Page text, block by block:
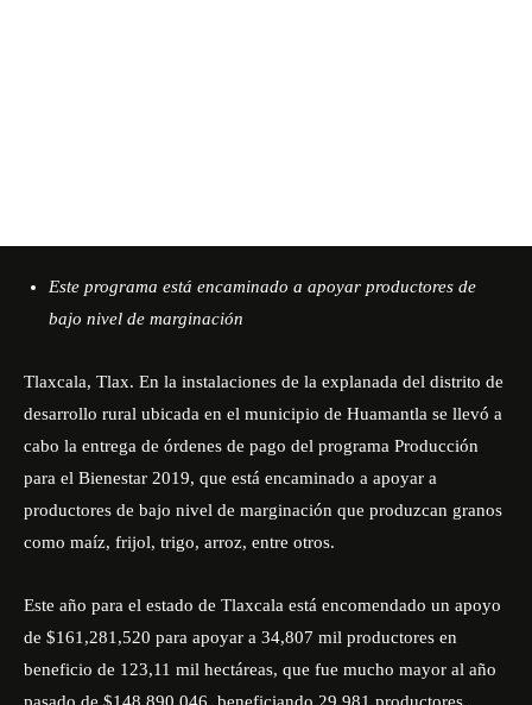
Este programa está encaminado a apoyar productores de
bajo nivel de marginación
Tlaxcala, Tlax. En la instalaciones de la explanada del distrito de
desarrollo rural ubicada en el municipio de Huamantla se llevó a
cabo la entrega de órdenes de pago del programa Producción
para el Bienestar 2019, que está encaminado a apoyar a
productores de bajo nivel de marginación que produzcan granos
como maíz, frijol, trigo, arroz, entre otros.
Este año para el estado de Tlaxcala está encomendado un apoyo
de $161,281,520 para apoyar a 34,807 mil productores en
beneficio de 123,11 mil hectáreas, que fue mucho mayor al año